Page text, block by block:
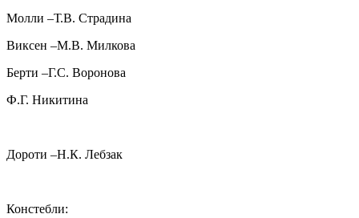
Молли –Т.В. Страдина
Виксен –М.В. Милкова
Берти –Г.С. Воронова
Ф.Г. Никитина
Дороти –Н.К. Лебзак
Констебли: